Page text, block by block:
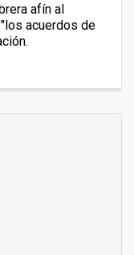
afín al
acuerdos de